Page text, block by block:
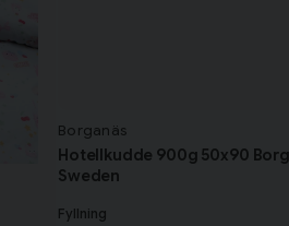
Borganäs
Hotellkudde 900g 50x90
Sweden
Fyllning